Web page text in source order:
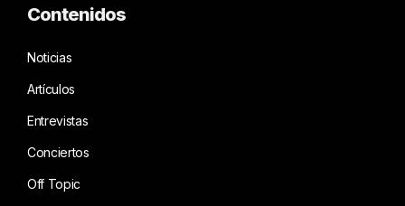
Contenidos
Noticias
Artículos
Entrevistas
Conciertos
Off Topic